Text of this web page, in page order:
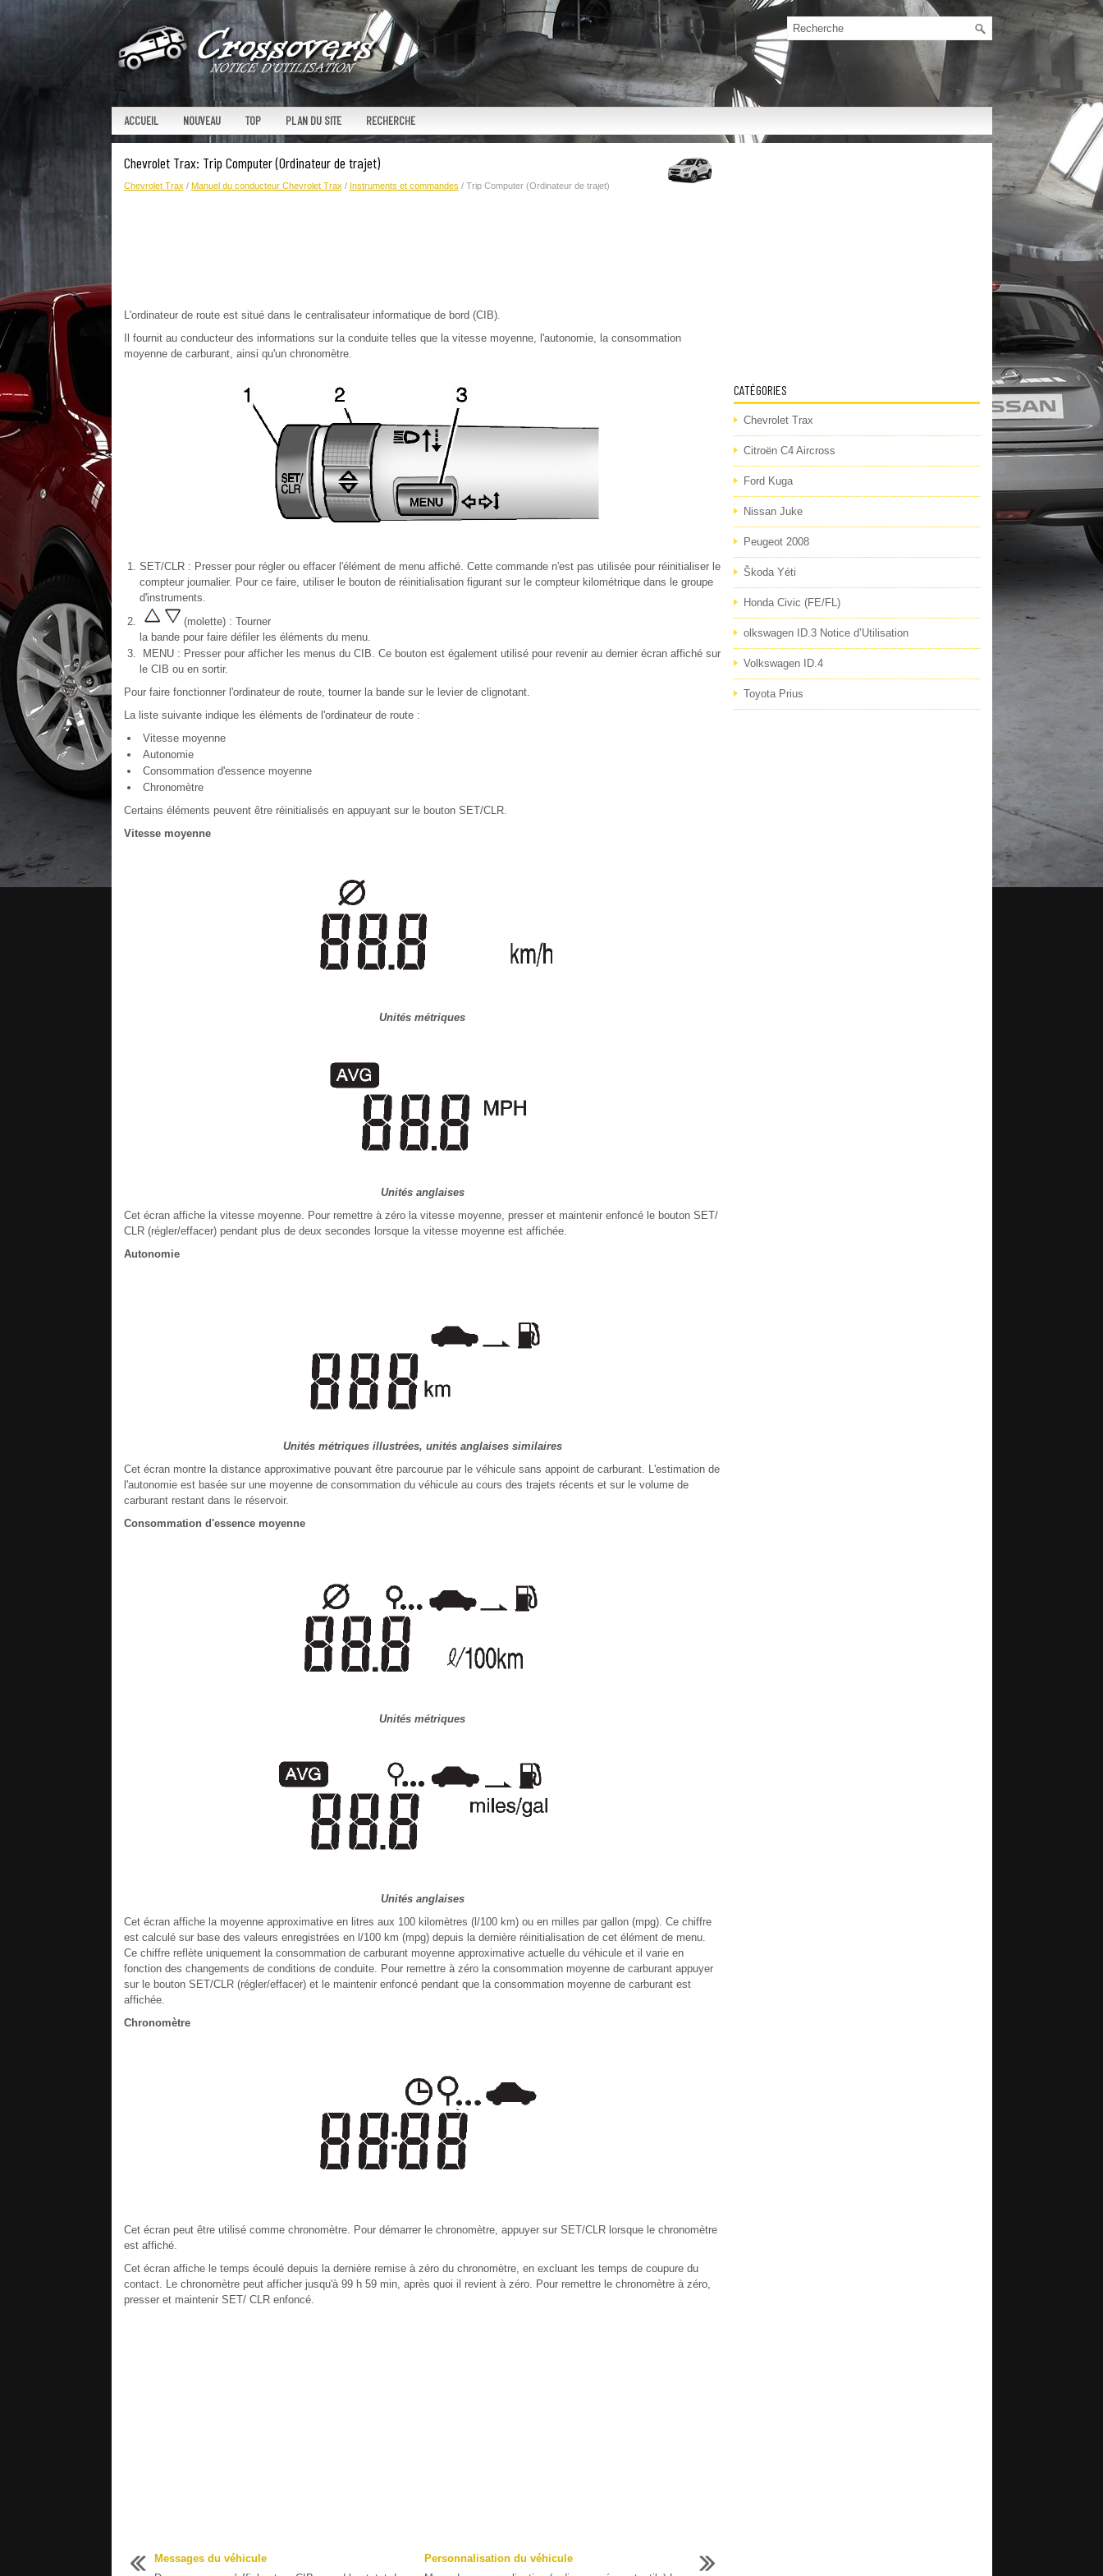
ACCUEIL NOUVEAU TOP PLAN DU SITE RECHERCHE
Chevrolet Trax: Trip Computer (Ordinateur de trajet)
Chevrolet Trax / Manuel du conducteur Chevrolet Trax / Instruments et commandes / Trip Computer (Ordinateur de trajet)
L'ordinateur de route est situé dans le centralisateur informatique de bord (CIB).
Il fournit au conducteur des informations sur la conduite telles que la vitesse moyenne, l'autonomie, la consommation
moyenne de carburant, ainsi qu'un chronomètre.
SET/CLR : Presser pour régler ou effacer l'élément de menu affiché. Cette commande n'est pas utilisée pour réinitialiser le
compteur journalier. Pour ce faire, utiliser le bouton de réinitialisation figurant sur le compteur kilométrique dans le groupe
d'instruments.
(molette) : Tourner
la bande pour faire défiler les éléments du menu.
MENU : Presser pour afficher les menus du CIB. Ce bouton est également utilisé pour revenir au dernier écran affiché sur
le CIB ou en sortir.
Pour faire fonctionner l'ordinateur de route, tourner la bande sur le levier de clignotant.
La liste suivante indique les éléments de l'ordinateur de route :
Vitesse moyenne
Autonomie
Consommation d'essence moyenne
Chronomètre
Certains éléments peuvent être réinitialisés en appuyant sur le bouton SET/CLR.
Vitesse moyenne
Unités métriques
Unités anglaises
Cet écran affiche la vitesse moyenne. Pour remettre à zéro la vitesse moyenne, presser et maintenir enfoncé le bouton SET/
CLR (régler/effacer) pendant plus de deux secondes lorsque la vitesse moyenne est affichée.
Autonomie
Unités métriques illustrées, unités anglaises similaires
Cet écran montre la distance approximative pouvant être parcourue par le véhicule sans appoint de carburant. L'estimation de
l'autonomie est basée sur une moyenne de consommation du véhicule au cours des trajets récents et sur le volume de
carburant restant dans le réservoir.
Consommation d'essence moyenne
Unités métriques
Unités anglaises
Cet écran affiche la moyenne approximative en litres aux 100 kilomètres (l/100 km) ou en milles par gallon (mpg). Ce chiffre
est calculé sur base des valeurs enregistrées en l/100 km (mpg) depuis la dernière réinitialisation de cet élément de menu.
Ce chiffre reflète uniquement la consommation de carburant moyenne approximative actuelle du véhicule et il varie en
fonction des changements de conditions de conduite. Pour remettre à zéro la consommation moyenne de carburant appuyer
sur le bouton SET/CLR (régler/effacer) et le maintenir enfoncé pendant que la consommation moyenne de carburant est
affichée.
Chronomètre
Cet écran peut être utilisé comme chronomètre. Pour démarrer le chronomètre, appuyer sur SET/CLR lorsque le chronomètre
est affiché.
Cet écran affiche le temps écoulé depuis la dernière remise à zéro du chronomètre, en excluant les temps de coupure du
contact. Le chronomètre peut afficher jusqu'à 99 h 59 min, après quoi il revient à zéro. Pour remettre le chronomètre à zéro,
presser et maintenir SET/ CLR enfoncé.
Messages du véhicule
Personnalisation du véhicule
CATÉGORIES
Chevrolet Trax
Citroën C4 Aircross
Ford Kuga
Nissan Juke
Peugeot 2008
Škoda Yéti
Honda Civic (FE/FL)
olkswagen ID.3 Notice d’Utilisation
Volkswagen ID.4
Toyota Prius